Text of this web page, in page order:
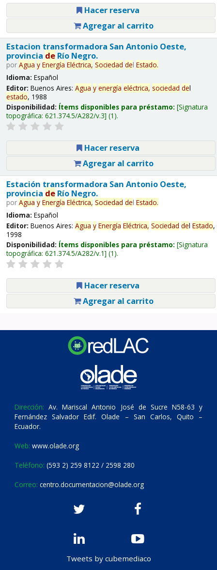
Hacer reserva
Agregar al carrito
Estacion transformadora San Antonio Oeste,
provincia deRío Negro.
por Agua y Energía Eléctrica, Sociedad del Estado.
Idioma: Español
Editor: Buenos Aires: Agua y energía eléctrica, sociedad del
estado, 1988
Disponibilidad: Ítems disponibles para préstamo: Signatura
topográfica: 621.374.5/A282/v.3 (1).
Hacer reserva
Agregar al carrito
Estación transformadora San Antonio Oeste,
provincia deRío Negro.
por Agua y Energía Eléctrica, Sociedad del Estado.
Idioma: Español
Editor: Buenos Aires: Agua y Energía Eléctrica, Sociedad del Estado,
1998
Disponibilidad: Ítems disponibles para préstamo: Signatura
topográfica: 621.374.5/A282/v.1 (1).
Hacer reserva
Agregar al carrito
Dirección: Av. Mariscal Antonio José de Sucre N58-63 y
Fernández Salvador Edif. Olade – San Carlos, Quito –
Ecuador.
Web: www.olade.org
Teléfono: (593 2) 259 8122 / 2598 280
Correo: centro.documentacion@olade.org
Tweets by cubemediaco